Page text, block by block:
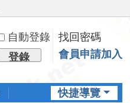
自動登錄
找回密碼
登錄 會員申請加入
快捷導覽